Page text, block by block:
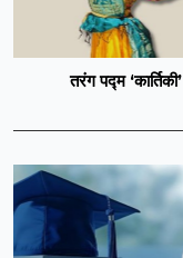
तरंग पद्म ‘कार्तिकी’